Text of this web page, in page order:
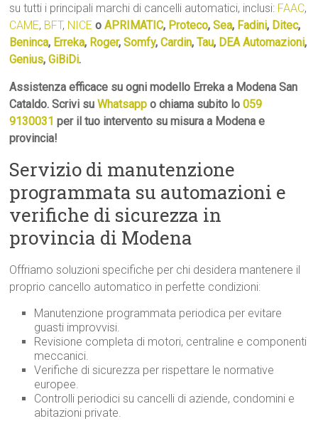
su tutti i principali marchi di cancelli automatici, inclusi: FAAC,
CAME, BFT, NICE oAPRIMATIC, Proteco,Sea, Fadini, Ditec,
Beninca, Erreka, Roger,Somfy,Cardin,Tau, DEA Automazioni,
Genius,GiBiDi.
Assistenza efficace su ogni modello Erreka a Modena San
Cataldo. Scrivi suWhatsapp o chiama subito lo059
9130031 per il tuo intervento su misura a Modena e
provincia!
Servizio di manutenzione
programmata su automazioni e
verifiche di sicurezza in
provincia di Modena
Offriamo soluzioni specifiche per chi desidera mantenere il
proprio cancello automatico in perfette condizioni:
Manutenzione programmata periodica per evitare
guasti improvvisi.
Revisione completa di motori, centraline e componenti
meccanici.
Verifiche di sicurezza per rispettare le normative
europee.
Controlli periodici su cancelli di aziende, condomini e
abitazioni private.